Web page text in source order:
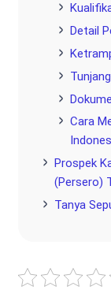
Detail
Cara
Prospek
(Persero)
Tanya